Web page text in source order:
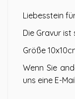
Liebesstein
Die Gravur
Größe
Wenn Sie
uns eine E-